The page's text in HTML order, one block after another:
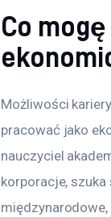
Co
Możliwości
pracować jako
nauczyciel
korporacje,